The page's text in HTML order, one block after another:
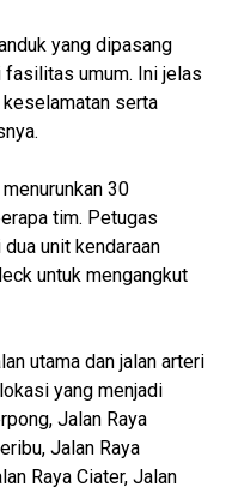
yang dipasang
umum. Ini jelas
keselamatan serta
30
tim. Petugas
unit kendaraan
untuk mengangkut
utama dan jalan arteri
yang menjadi
Jalan Raya
Jalan Raya
Raya Ciater, Jalan